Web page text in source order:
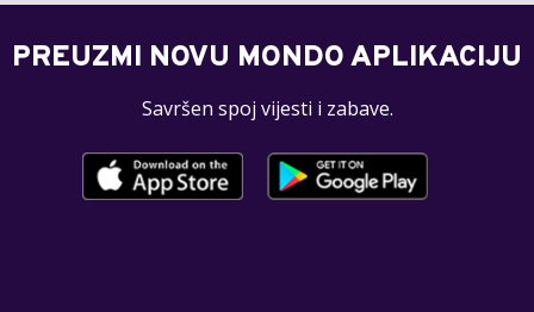
PREUZMI NOVU MONDO APLIKACIJU
Savršen spoj vijesti i zabave.